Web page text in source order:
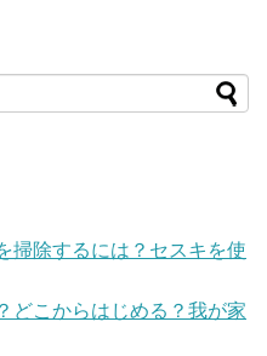
掃除するには？セスキを使
どこからはじめる？我が家